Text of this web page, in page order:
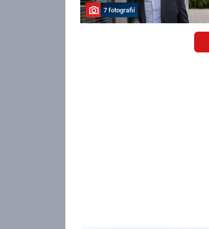
7 fotografií